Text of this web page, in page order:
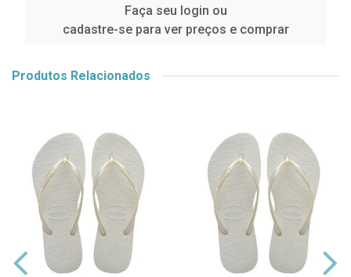
Faça seu login ou
cadastre-se para ver preços e comprar
Produtos Relacionados